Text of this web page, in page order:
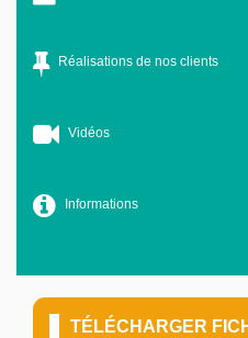
Réalisations de nos clients
Vidéos
Informations
TÉLÉCHARGER